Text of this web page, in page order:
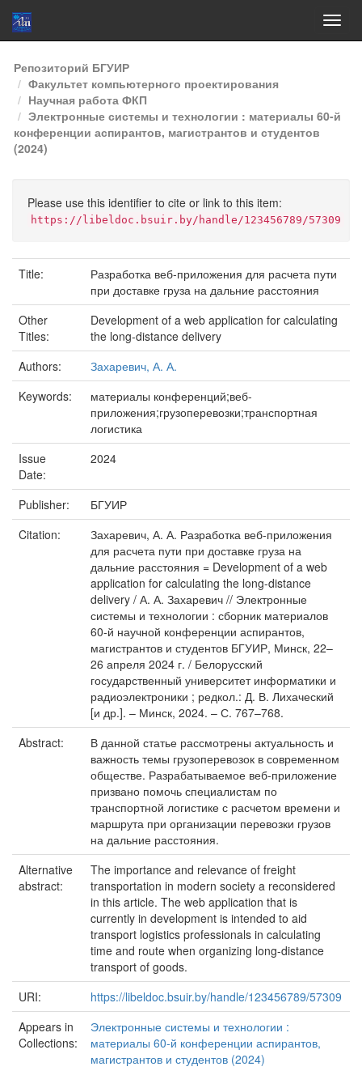
Skip
navigation
Репозиторий БГУИР
Факультет компьютерного проектирования
Научная работа ФКП
Электронные системы и технологии : материалы 60-й
конференции аспирантов, магистрантов и студентов
(2024)
Please use this identifier to cite or link to this item:
https://libeldoc.bsuir.by/handle/123456789/57309
Title:
Разработка веб-приложения для расчета пути
при доставке груза на дальние расстояния
Other
Titles:
Development of a web application for calculating
the long-distance delivery
Authors:
Захаревич, А. А.
Keywords:
материалы конференций;веб-
приложения;грузоперевозки;транспортная
логистика
Issue
Date:
2024
Publisher:
БГУИР
Citation:
Захаревич, А. А. Разработка веб-приложения
для расчета пути при доставке груза на
дальние расстояния = Development of a web
application for calculating the long-distance
delivery / А. А. Захаревич // Электронные
системы и технологии : сборник материалов
60-й научной конференции аспирантов,
магистрантов и студентов БГУИР, Минск, 22–
26 апреля 2024 г. / Белорусский
государственный университет информатики и
радиоэлектроники ; редкол.: Д. В. Лихаческий
[и др.]. – Минск, 2024. – С. 767–768.
Abstract:
В данной статье рассмотрены актуальность и
важность темы грузоперевозок в современном
обществе. Разрабатываемое веб-приложение
призвано помочь специалистам по
транспортной логистике с расчетом времени и
маршрута при организации перевозки грузов
на дальние расстояния.
Alternative
abstract:
The importance and relevance of freight
transportation in modern society a reconsidered
in this article. The web application that is
currently in development is intended to aid
transport logistics professionals in calculating
time and route when organizing long-distance
transport of goods.
URI:
https://libeldoc.bsuir.by/handle/123456789/57309
Appears in
Collections:
Электронные системы и технологии :
материалы 60-й конференции аспирантов,
магистрантов и студентов (2024)